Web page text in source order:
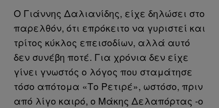
Ο Γιάννης Δαλιανίδης, είχε δηλώσει στο
παρελθόν, ότι επρόκειτο να γυριστεί και
τρίτος κύκλος επεισοδίων, αλλά αυτό
δεν συνέβη ποτέ. Για χρόνια δεν είχε
γίνει γνωστός ο λόγος που σταμάτησε
τόσο απότομα «Το Ρετιρέ», ωστόσο, πριν
από λίγο καιρό, ο Μάκης Δελαπόρτας -ο